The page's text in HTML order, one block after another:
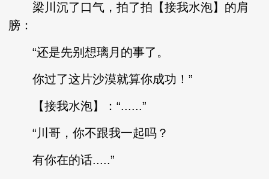
梁川沉了口气，拍了拍【接我水泡】的肩
膀：
“还是先别想璃月的事了。
你过了这片沙漠就算你成功！”
【接我水泡】：“......”
“川哥，你不跟我一起吗？
有你在的话.....”